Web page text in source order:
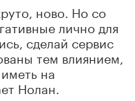
ново. Но со
лично для
сделай сервис
тем влиянием,
на
Нолан.